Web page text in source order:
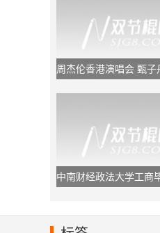
周杰伦香港演唱会 甄子
中南财经政法大学工商